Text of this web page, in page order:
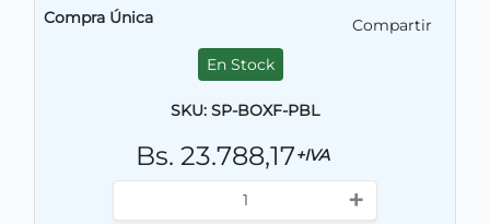
Compra Única
Compartir
En Stock
SKU: SP-BOXF-PBL
Bs. 23.788,17+IVA
+